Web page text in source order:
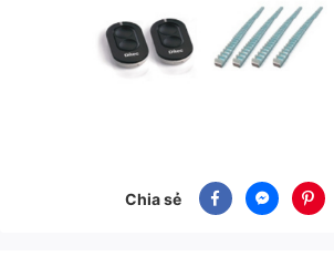
Chia sẻ